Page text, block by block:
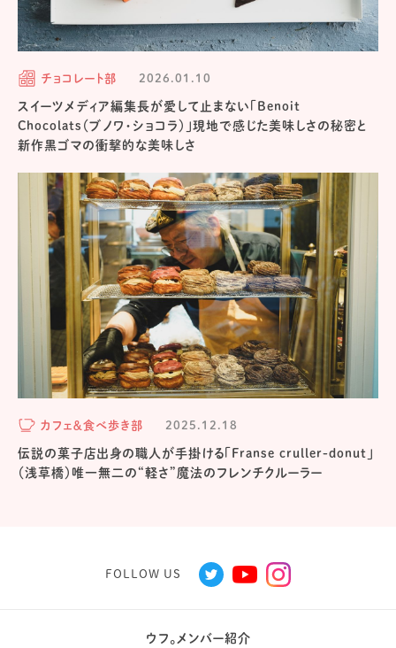
チョコレート部 2026.01.10
スイーツメディア編集長が愛して止まない「Benoit
Chocolats（ブノワ・ショコラ）」現地で感じた美味しさの秘密と
新作黒ゴマの衝撃的な美味しさ
カフェ＆食べ歩き部 2025.12.18
伝説の菓子店出身の職人が手掛ける「Franse cruller-donut」
（浅草橋）唯一無二の“軽さ”魔法のフレンチクルーラー
FOLLOW US
ウフ。メンバー紹介